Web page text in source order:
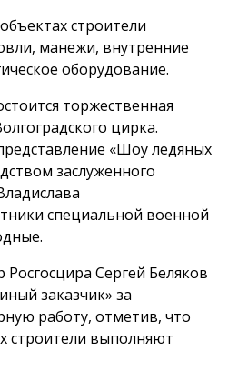
строители
манежи, внутренние
оборудование.
торжественная
цирка.
«Шоу ледяных
заслуженного
специальной военной
Сергей Беляков
заказчик» за
работу, отметив, что
строители выполняют